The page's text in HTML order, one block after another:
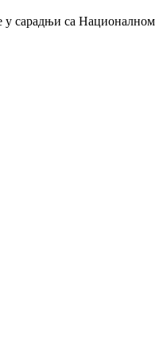
у сарадњи са Националном